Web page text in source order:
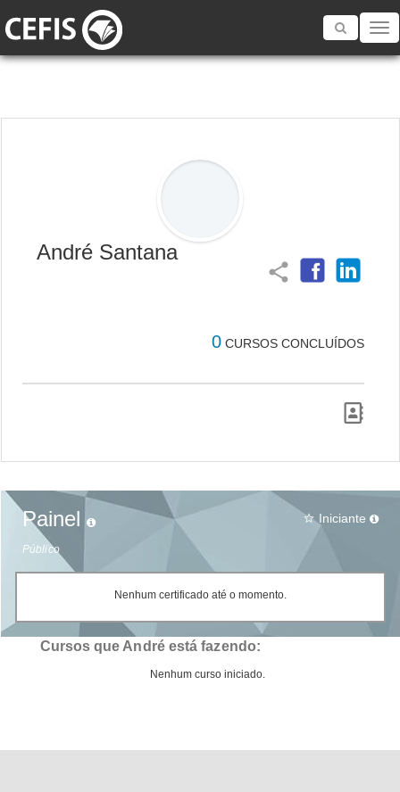
Toggle
André Santana
share
0 CURSOS CONCLUÍDOS
Painel
Público
star_border Iniciante
Nenhum certificado até o momento.
Cursos que André está fazendo:
Nenhum curso iniciado.